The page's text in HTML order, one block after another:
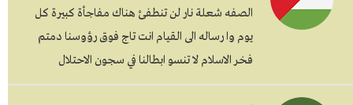
الصفه شعلة نار لن تنطفئ هناك مفاجأة كبيرة كل
يوم وا رساله الى القيام انت تاج فوق رؤوسنا دمتم
فخر الاسلام لا تنسو ابطالنا في سجون الاحتلال